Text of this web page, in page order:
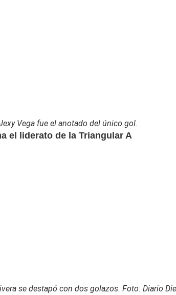
Vega fue el anotado del único gol.
el liderato de la Triangular A
se destapó con dos golazos. Foto: Diario